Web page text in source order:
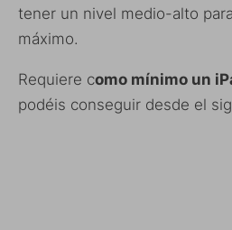
tener un nivel medio-alto
máximo.
Requiere como mínimo un
podéis conseguir desde el